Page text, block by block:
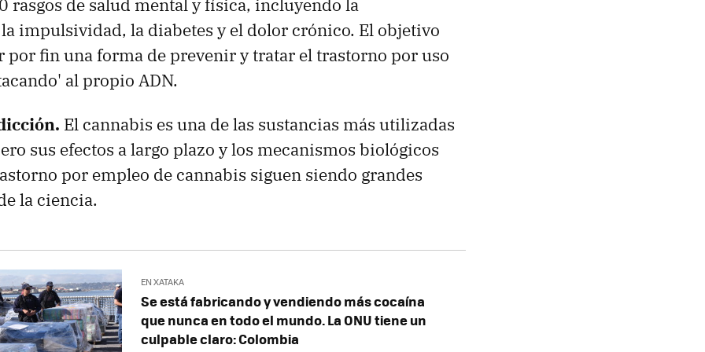
rasgos de salud mental y física, incluyendo la
impulsividad, la diabetes y el dolor crónico. El objetivo
por fin una forma de prevenir y tratar el trastorno por uso
al propio ADN.
El cannabis es una de las sustancias más utilizadas
sus efectos a largo plazo y los mecanismos biológicos
por empleo de cannabis siguen siendo grandes
la ciencia.
EN XATAKA
Se está fabricando y vendiendo más cocaína
que nunca en todo el mundo. La ONU tiene un
culpable claro: Colombia